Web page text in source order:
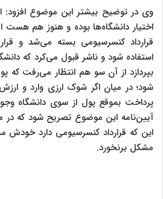
وی در توضیح بیشتر این موضوع افزود:
اختیار دانشگاه‌ها بوده و هنوز هم هست
قرارداد کنسرسیومی بسته می‌شد و
استفاده شود و ناشر قبول می‌کرد که
بپردازد از آن سو هم انتظار می‌رفت که
شود؛ در میان اگر شوک ارزی وارد و
پرداخت بموقع پول از سوی دانشگاه
آیین‌نامه این موضوع تصریح شود که در
این که قرارداد کنسرسیومی دارد خودش
مشکل برنخورد.